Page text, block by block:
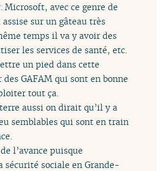
Microsoft, avec ce genre de
sur un gâteau très
temps il va y avoir des
les services de santé, etc.
un pied dans cette
GAFAM qui sont en bonne
tout ça.
aussi on dirait qu’il y a
semblables qui sont en train
l’avance puisque
sécurité sociale en Grande-